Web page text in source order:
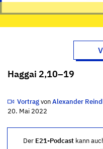
Haggai 2,10–19
VortragvonAlexander
20. Mai 2022
Der E21-Podcast kann